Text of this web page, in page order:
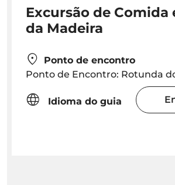
Excursão de Comida
da Madeira
Ponto de encontro
Ponto de Encontro: Rotunda do Infante, à frente da
Idioma do guia